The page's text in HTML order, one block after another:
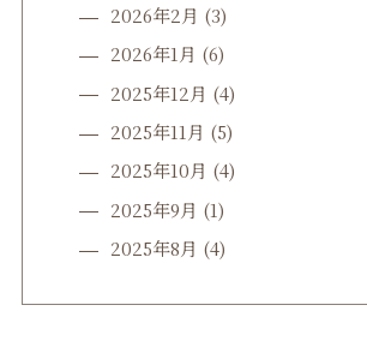
2026年2月 (3)
2026年1月 (6)
2025年12月 (4)
2025年11月 (5)
2025年10月 (4)
2025年9月 (1)
2025年8月 (4)